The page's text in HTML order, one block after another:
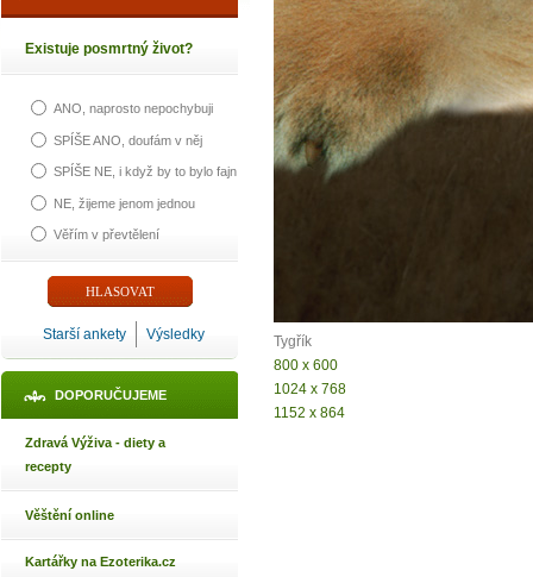
Existuje posmrtný život?
ANO, naprosto nepochybuji
SPÍŠE ANO, doufám v něj
SPÍŠE NE, i když by to bylo fajn
NE, žijeme jenom jednou
Věřím v převtělení
Starší ankety Výsledky
DOPORUČUJEME
Zdravá Výživa - diety a
recepty
Věštění online
Kartářky na Ezoterika.cz
Tygřík
800 x 600
1024 x 768
1152 x 864